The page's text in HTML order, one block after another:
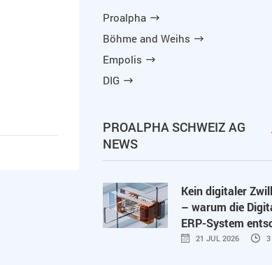
Proalpha
Böhme and Weihs
Empolis
DIG
PROALPHA SCHWEIZ AG
NEWS
Kein digitaler
– warum die
ERP-System
21 JUL 2026